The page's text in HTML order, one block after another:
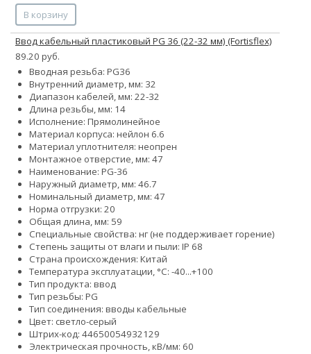
В корзину
Ввод кабельный пластиковый PG 36 (22-32 мм) (Fortisflex)
89.20 руб.
Вводная резьба: PG36
Внутренний диаметр, мм: 32
Диапазон кабелей, мм: 22-32
Длина резьбы, мм: 14
Исполнение: Прямолинейное
Материал корпуса: нейлон 6.6
Материал уплотнителя: неопрен
Монтажное отверстие, мм: 47
Наименование: PG-36
Наружный диаметр, мм: 46.7
Номинальный диаметр, мм: 47
Норма отгрузки: 20
Общая длина, мм: 59
Специальные свойства: нг (не поддерживает горение)
Степень защиты от влаги и пыли: IP 68
Страна происхождения: Китай
Температура эксплуатации, °С: -40...+100
Тип продукта: ввод
Тип резьбы: PG
Тип соединения: вводы кабельные
Цвет: светло-серый
Штрих-код: 44650054932129
Электрическая прочность, кВ/мм: 60